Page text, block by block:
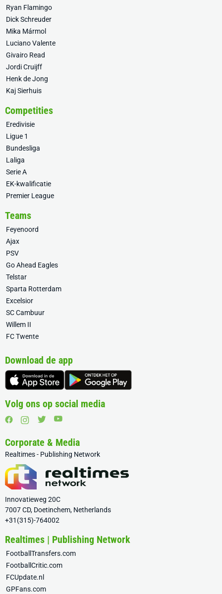
Ryan Flamingo
Dick Schreuder
Mika Mármol
Luciano Valente
Givairo Read
Jordi Cruijff
Henk de Jong
Kaj Sierhuis
Competities
Eredivisie
Ligue 1
Bundesliga
Laliga
Serie A
EK-kwalificatie
Premier League
Teams
Feyenoord
Ajax
PSV
Go Ahead Eagles
Telstar
Sparta Rotterdam
Excelsior
SC Cambuur
Willem II
FC Twente
Download de app
Volg ons op social media
Corporate & Media
Realtimes - Publishing Network
Innovatieweg 20C
7007 CD, Doetinchem, Netherlands
+31(315)-764002
Realtimes | Publishing Network
FootballTransfers.com
FootballCritic.com
FCUpdate.nl
GPFans.com